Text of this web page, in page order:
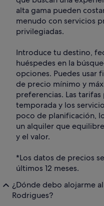
alta gama pueden
menudo con servicios
privilegiadas.
Introduce tu destino,
huéspedes en la
opciones. Puedes usar
de precio mínimo y
preferencias. Las
temporada y los
poco de planificación,
un alquiler que
y el valor.
*Los datos de precios
últimos 12 meses.
¿Dónde debo alojarme
Rodrigues?